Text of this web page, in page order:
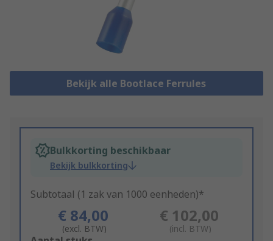
Bekijk alle Bootlace Ferrules
Bulkkorting beschikbaar
Bekijk bulkkorting
Subtotaal (1 zak van 1000 eenheden)*
€ 84,00
(excl. BTW)
€ 102,00
(incl. BTW)